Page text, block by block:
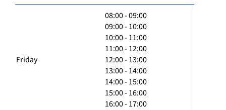
Friday
08:00 - 09:00
09:00 - 10:00
10:00 - 11:00
11:00 - 12:00
12:00 - 13:00
13:00 - 14:00
14:00 - 15:00
15:00 - 16:00
16:00 - 17:00